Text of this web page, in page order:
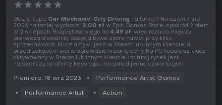
★★★★★
Gdzie kupić Car Mechanic: City Driving najtaniej? Na dzień 7 sie
2026 najtaniej wychodzi 2,00 zł w Epic Games Store, spośród 2 ofert
w 2 sklepach. Rozpiętość sięga do 4,49 zł, więc różnica między
pierwszą a ostatnią pozycją bywa spora nawet przy kilku
sprzedawcach. Klucz aktywujesz w Steam lub innym kliencie, a
przed zakupem warto sprawdzić historię ceny. Na PC kupujesz klucz
aktywowany w Steam lub innym kliencie i to tutaj rynek jest
najszerszy, bo ofertę keyshopu ma ponad jedna czwarta gier.
Premiera: 18 wrz 2023 Performance Artist Games
Performance Artist Action